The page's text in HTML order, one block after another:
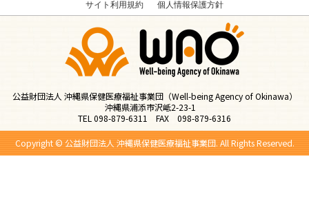
サイト利用規約 個人情報保護方針
公益財団法人 沖縄県保健医療福祉事業団（Well-being Agency of Okinawa）
沖縄県浦添市沢岻2-23-1
TEL 098-879-6311 FAX 098-879-6316
Copyright © 公益財団法人 沖縄県保健医療福祉事業団. All Rights Reserved.